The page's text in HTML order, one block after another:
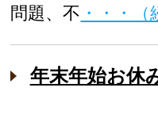
問題、不 ・・・（
年末年始お休